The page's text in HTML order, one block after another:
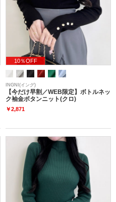
10％OFF
INGNI(イング)
【今だけ早割／WEB限定】ボトルネッ
ク袖金ボタンニット(クロ)
￥2,871